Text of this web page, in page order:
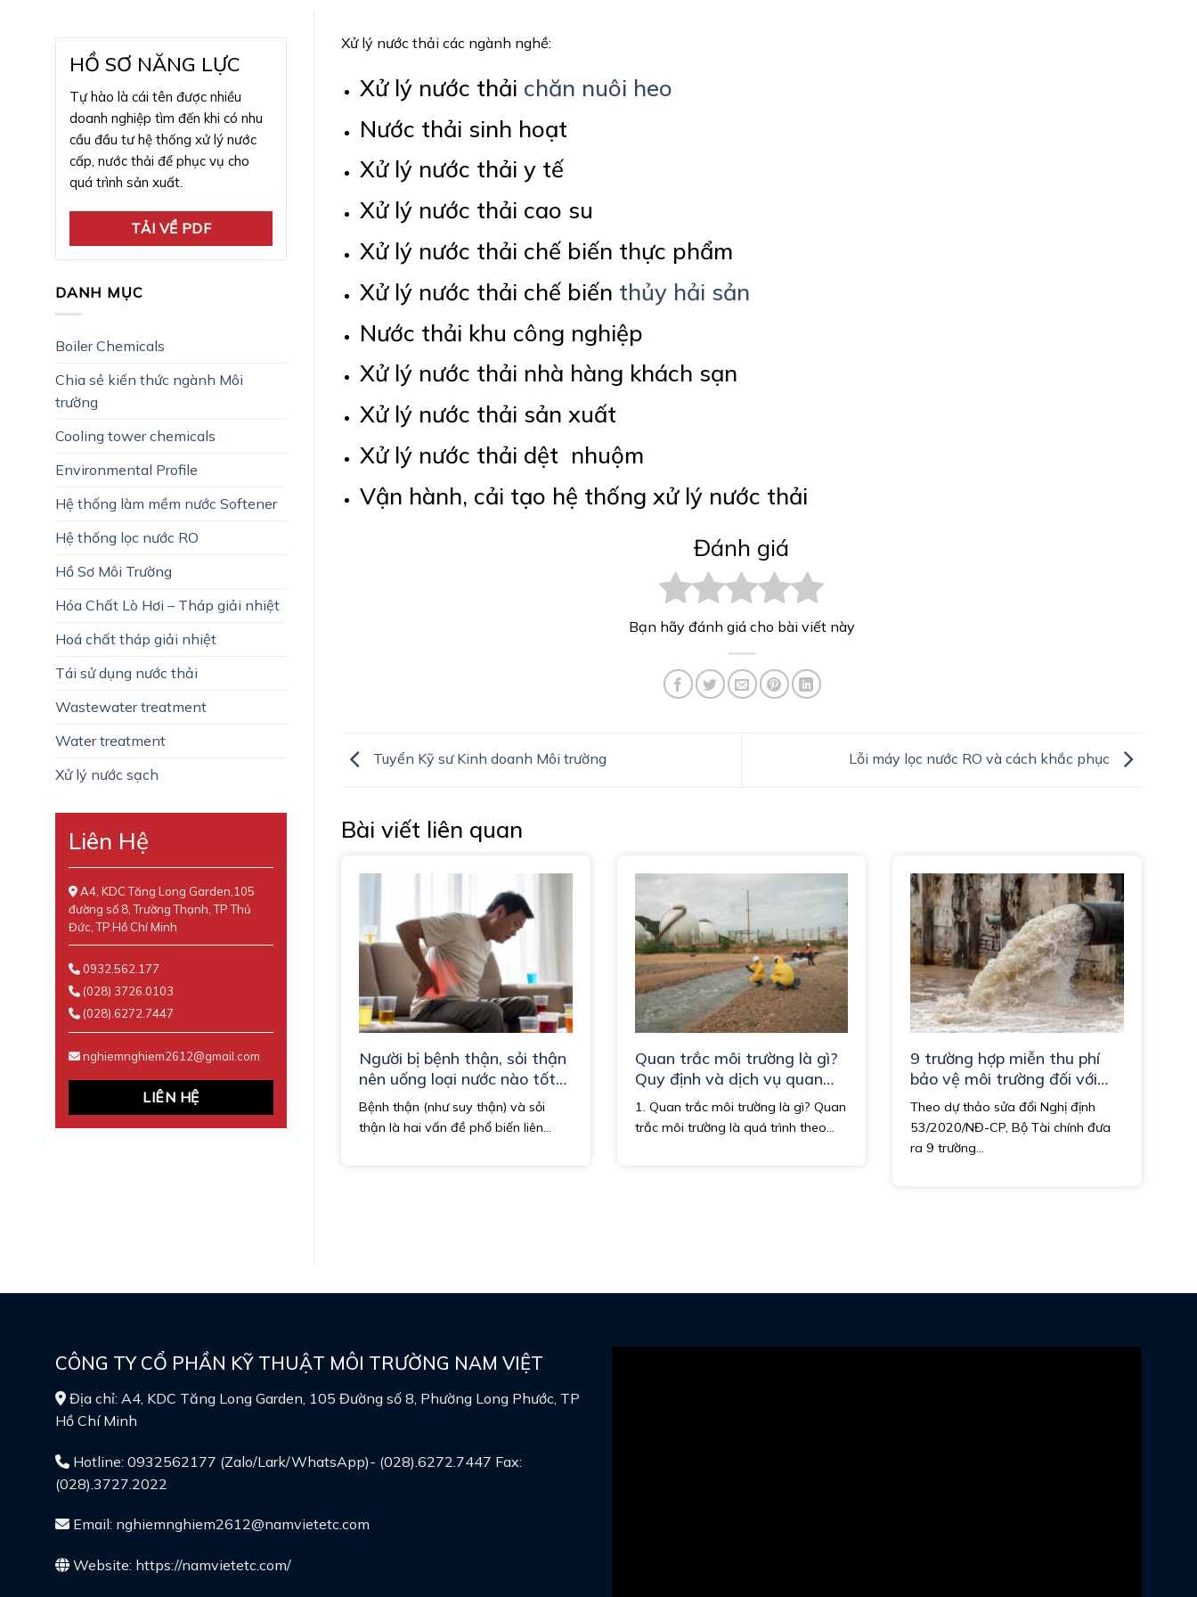
HỒ SƠ NĂNG LỰC
Tự hào là cái tên được nhiều
doanh nghiệp tìm đến khi có nhu
cầu đầu tư hệ thống xử lý nước
cấp, nước thải để phục vụ cho
quá trình sản xuất.
TẢI VỀ PDF
DANH MỤC
Boiler Chemicals
Chia sẻ kiến thức ngành Môi
trường
Cooling tower chemicals
Environmental Profile
Hệ thống làm mềm nước Softener
Hệ thống lọc nước RO
Hồ Sơ Môi Trường
Hóa Chất Lò Hơi – Tháp giải nhiệt
Hoá chất tháp giải nhiệt
Tái sử dụng nước thải
Wastewater treatment
Water treatment
Xử lý nước sạch
Liên Hệ
A4, KDC Tăng Long Garden,105
đường số 8, Trường Thạnh, TP Thủ
Đức, TP.Hồ Chí Minh
0932.562.177
(028) 3726.0103
(028).6272.7447
nghiemnghiem2612@gmail.com
LIÊN HỆ
Xử lý nước thải các ngành nghề:
Xử lý nước thải chăn nuôi heo
Nước thải sinh hoạt
Xử lý nước thải y tế
Xử lý nước thải cao su
Xử lý nước thải chế biến thực phẩm
Xử lý nước thải chế biến thủy hải sản
Nước thải khu công nghiệp
Xử lý nước thải nhà hàng khách sạn
Xử lý nước thải sản xuất
Xử lý nước thải dệt nhuộm
Vận hành, cải tạo hệ thống xử lý nước thải
Đánh giá
Bạn hãy đánh giá cho bài viết này
Tuyển Kỹ sư Kinh doanh Môi trường Lỗi máy lọc nước RO và cách khắc phục
Bài viết liên quan
Người bị bệnh thận, sỏi thận
nên uống loại nước nào tốt
nhất?
Bệnh thận (như suy thận) và sỏi
thận là hai vấn đề phổ biến liên...
Quan trắc môi trường là gì?
Quy định và dịch vụ quan
trắc tại Việt Nam
1. Quan trắc môi trường là gì? Quan
trắc môi trường là quá trình theo...
9 trường hợp miễn thu phí
bảo vệ môi trường đối với
nước thải
Theo dự thảo sửa đổi Nghị định
53/2020/NĐ-CP, Bộ Tài chính đưa
ra 9 trường...
CÔNG TY CỔ PHẦN KỸ THUẬT MÔI TRƯỜNG NAM VIỆT
Địa chỉ: A4, KDC Tăng Long Garden, 105 Đường số 8, Phường Long Phước, TP
Hồ Chí Minh
Hotline: 0932562177 (Zalo/Lark/WhatsApp)- (028).6272.7447 Fax:
(028).3727.2022
Email: nghiemnghiem2612@namvietetc.com
Website: https://namvietetc.com/